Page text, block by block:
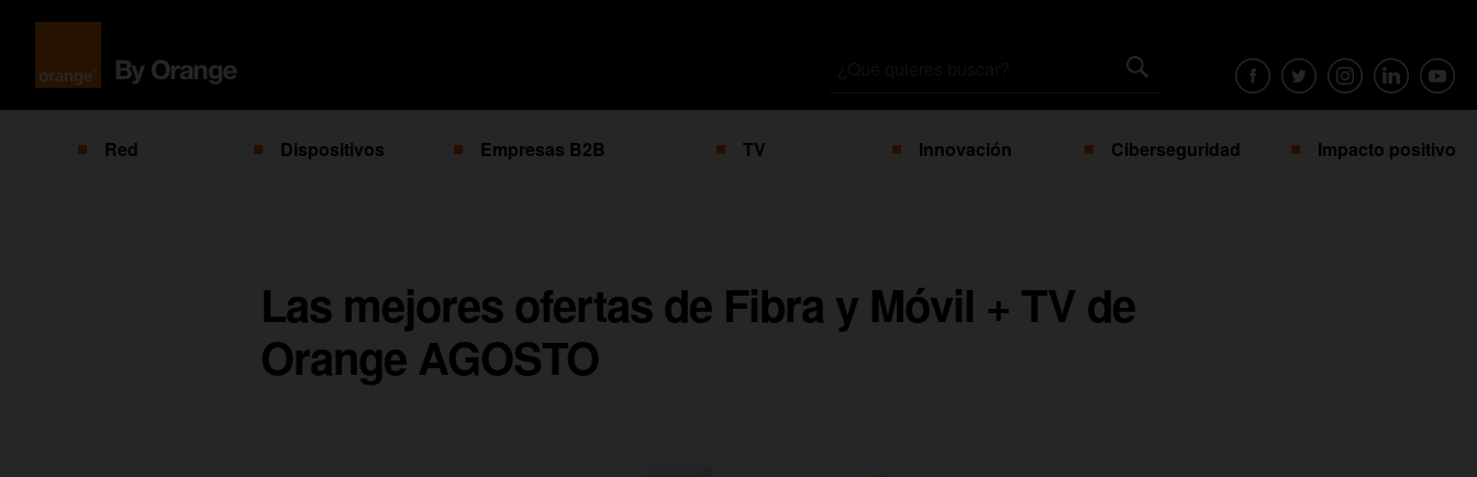
Red Dispositivos Empresas B2B TV Innovación Ciberseguridad Impacto positivo
Las mejores ofertas de Fibra y Móvil + TV de
Orange AGOSTO